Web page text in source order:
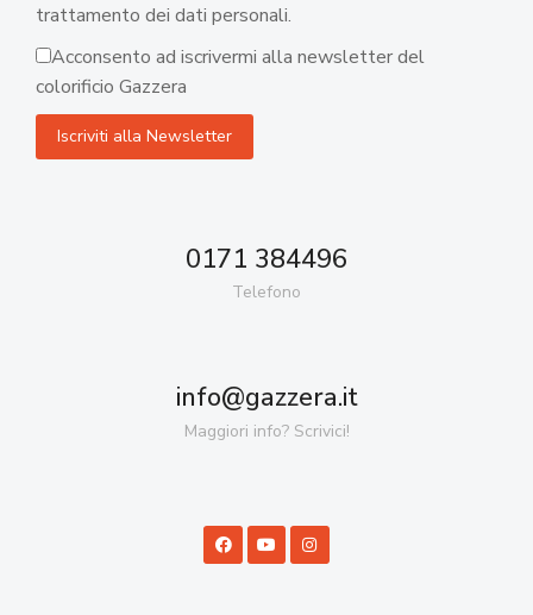
trattamento dei dati personali.
Acconsento ad iscrivermi alla newsletter del
colorificio Gazzera
0171 384496
Telefono
info@gazzera.it
Maggiori info? Scrivici!